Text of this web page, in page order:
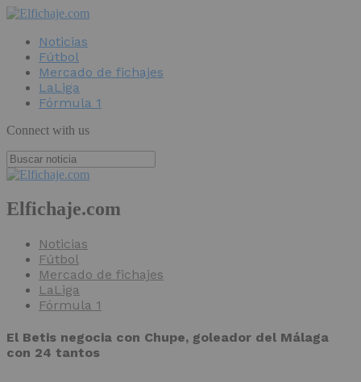
Noticias
Fútbol
Mercado de fichajes
LaLiga
Fórmula 1
Connect with us
Elfichaje.com
Noticias
Fútbol
Mercado de fichajes
LaLiga
Fórmula 1
El Betis negocia con Chupe, goleador del Málaga
con 24 tantos